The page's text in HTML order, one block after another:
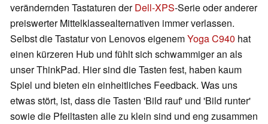
verändernden Tastaturen derDell-XPS-Serie oder anderer
preiswerter Mittelklassealternativen immer verlassen.
Selbst die Tastatur von Lenovos eigenemYoga C940 hat
einen kürzeren Hub und fühlt sich schwammiger an als
unser ThinkPad. Hier sind die Tasten fest, haben kaum
Spiel und bieten ein einheitliches Feedback. Was uns
etwas stört, ist, dass die Tasten 'Bild rauf' und 'Bild runter'
sowie die Pfeiltasten alle zu klein sind und eng zusammen